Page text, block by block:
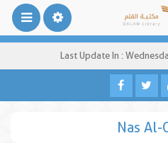
Last Update In :
Nas Al-